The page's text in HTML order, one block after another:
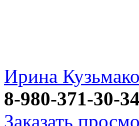
Ирина
8-980-371-30-34
Заказать